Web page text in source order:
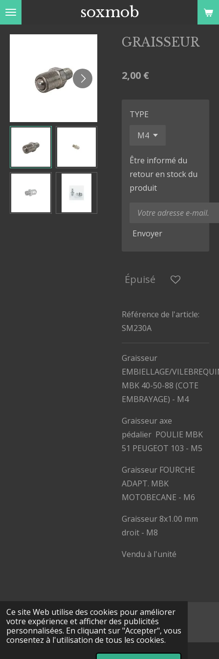
Ce site Web utilise des cookies pour améliorer
votre expérience et afficher des publicités
personnalisées. En cliquant sur "Accepter", vous
consentez à l'utilisation de tous les cookies.
Passer
au
soxmob
GRAISSEUR
2,00 €
TYPE
Être informé du
retour en stock du
produit
Envoyer
Épuisé
Référence de l'article:
SM230A
Graisseur
EMBIELLAGE/
MBK 40-50-88 (COTE
EMBRAYAGE) - M4
Graisseur axe
pédalier POULIE MBK
51 PEUGEOT 103 - M5
Graisseur FOURCHE
ADAPT. MBK
MOTOBECANE - M6
Graisseur 8x1.00 mm
droit - M8
Vendu à l'unité
© 2024 - 2026 SOXMOB
Propulsé parWebador